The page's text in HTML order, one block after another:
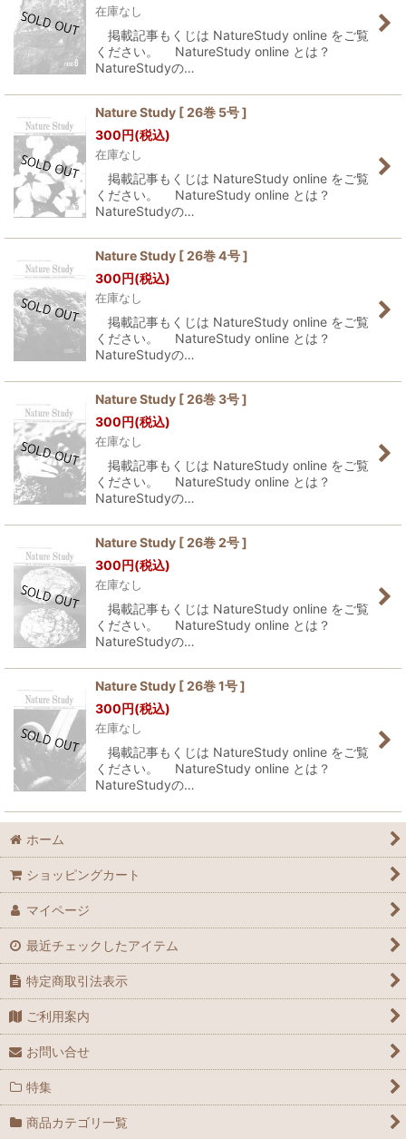
在庫なし
掲載記事もくじは NatureStudy online をご覧
ください。 NatureStudy online とは？
NatureStudyの…
Nature Study [ 26巻 5号 ]
300円(税込)
在庫なし
掲載記事もくじは NatureStudy online をご覧
ください。 NatureStudy online とは？
NatureStudyの…
Nature Study [ 26巻 4号 ]
300円(税込)
在庫なし
掲載記事もくじは NatureStudy online をご覧
ください。 NatureStudy online とは？
NatureStudyの…
Nature Study [ 26巻 3号 ]
300円(税込)
在庫なし
掲載記事もくじは NatureStudy online をご覧
ください。 NatureStudy online とは？
NatureStudyの…
Nature Study [ 26巻 2号 ]
300円(税込)
在庫なし
掲載記事もくじは NatureStudy online をご覧
ください。 NatureStudy online とは？
NatureStudyの…
Nature Study [ 26巻 1号 ]
300円(税込)
在庫なし
掲載記事もくじは NatureStudy online をご覧
ください。 NatureStudy online とは？
NatureStudyの…
ホーム
ショッピングカート
マイページ
最近チェックしたアイテム
特定商取引法表示
ご利用案内
お問い合せ
特集
商品カテゴリ一覧